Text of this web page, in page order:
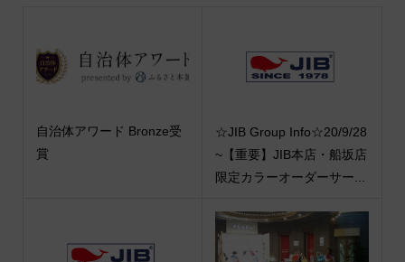
自治体アワード Bronze受
賞
☆JIB Group Info☆20/9/28
~【重要】JIB本店・船坂店
限定カラーオーダーサー...